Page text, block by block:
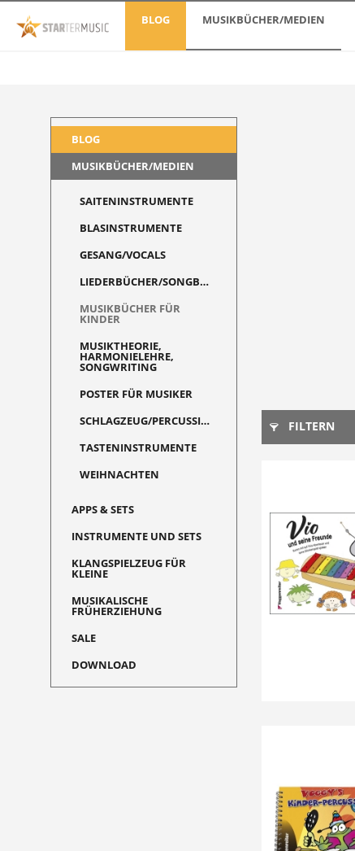
BLOG MUSIKBÜCHER/MEDIEN
BLOG
MUSIKBÜCHER/MEDIEN
SAITENINSTRUMENTE
BLASINSTRUMENTE
GESANG/VOCALS
LIEDERBÜCHER/SONGBOOKS
MUSIKBÜCHER FÜR
KINDER
MUSIKTHEORIE,
HARMONIELEHRE,
SONGWRITING
POSTER FÜR MUSIKER
SCHLAGZEUG/PERCUSSION
TASTENINSTRUMENTE
WEIHNACHTEN
APPS & SETS
INSTRUMENTE UND SETS
KLANGSPIELZEUG FÜR
KLEINE
MUSIKALISCHE
FRÜHERZIEHUNG
SALE
DOWNLOAD
FILTERN